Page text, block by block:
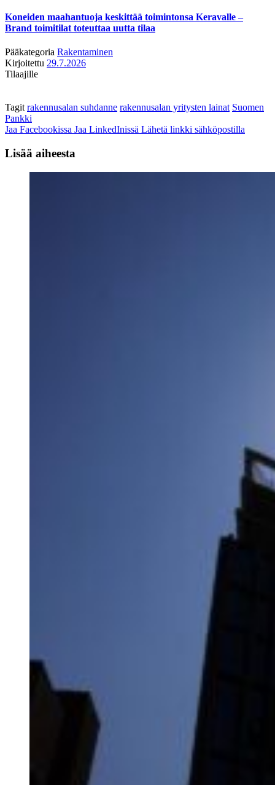
Koneiden maahantuoja keskittää toimintonsa Keravalle –
Brand toimitilat toteuttaa uutta tilaa
Pääkategoria Rakentaminen
Kirjoitettu 29.7.2026
Tilaajille
Tagit rakennusalan suhdanne rakennusalan yritysten lainat Suomen
Pankki
Jaa Facebookissa Jaa LinkedInissä Lähetä linkki sähköpostilla
Lisää aiheesta